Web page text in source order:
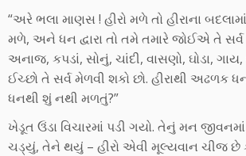
“અરે ભલા માણસ ! હીરો મળે તો હીરાના
મળે, અને ધન દ્વારા તો તમે તમારે જોઈએ તે
અનાજ, કપડાં, સોનું, ચાંદી, વાસણો, ઘોડા,
ઈચ્છો તે સર્વ મેળવી શકો છો. હીરાથી અઢળક
ધનથી શું નથી મળતું?”
ખેડૂત ઉંડા વિચારમાં પડી ગયો. તેનું મન
ચડ્યું, તેને થયું – હીરો એવી મૂલ્યવાન ચીજ છે